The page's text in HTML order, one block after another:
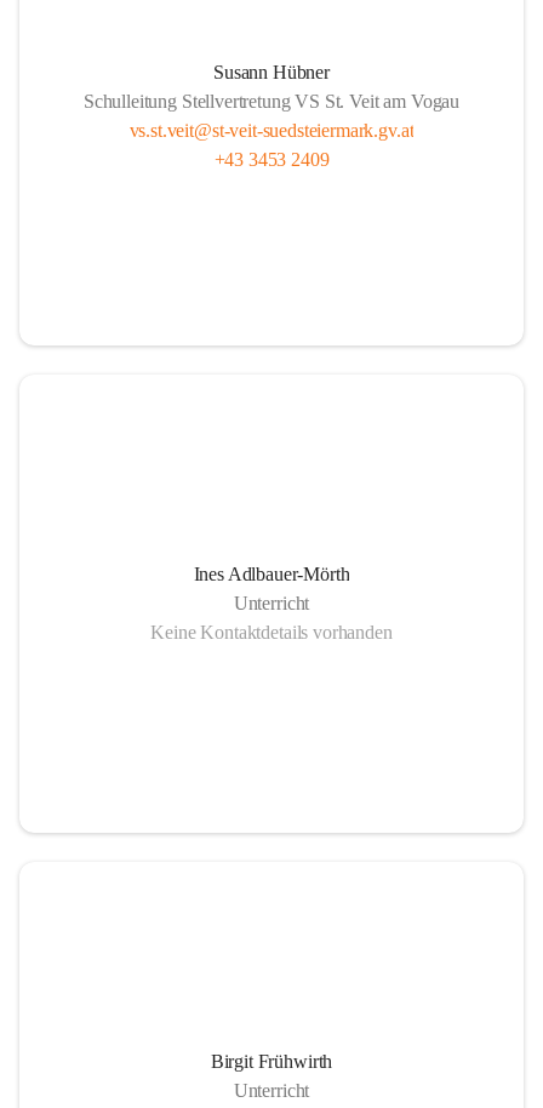
Susann Hübner
Schulleitung Stellvertretung VS St. Veit am Vogau
vs.st.veit@st-veit-suedsteiermark.gv.at
+43 3453 2409
Ines Adlbauer-Mörth
Unterricht
Keine Kontaktdetails vorhanden
Birgit Frühwirth
Unterricht